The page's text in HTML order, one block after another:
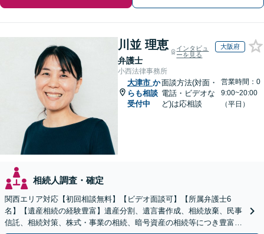
川並 理恵
弁護士
インタビュ
ーを見る
大阪府
小西法律事務所
大津市 か
らも相談
受付中
面談方法(対面・
電話・ビデオな
ど)は応相談
営業時間：0
9:00~20:00
（平日）
相続人調査・確定
関西エリア対応【初回相談無料】【ビデオ面談可】【所属弁護士6
名】【遺産相続の経験豊富】遺産分割、遺言書作成、相続放棄、民事
信託、相続対策、株式・事業の相続、暗号資産の相続等につき豊富な